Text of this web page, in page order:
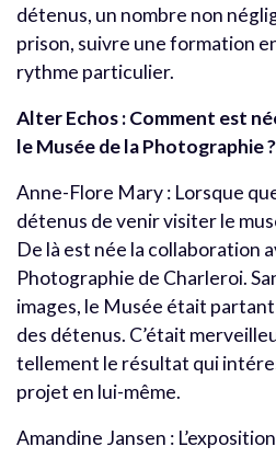
détenus, un nombre non
prison, suivre une formation
rythme particulier.
Alter Echos : Comment est
le Musée de la Photographie ?
Anne-Flore Mary : Lorsque
détenus de venir visiter le
De là est née la collaboration
Photographie de Charleroi.
images, le Musée était
des détenus. C’était
tellement le résultat qui
projet en lui-même.
Amandine Jansen :